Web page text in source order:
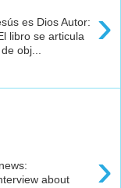
›
es Dios Autor:
libro se articula
obj...
›
about